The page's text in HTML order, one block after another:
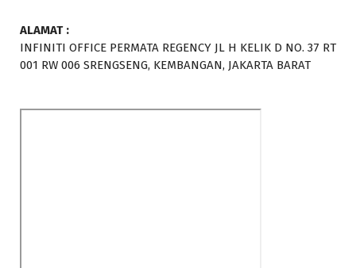
ALAMAT :
INFINITI OFFICE PERMATA REGENCY JL H KELIK D NO. 37 RT
001 RW 006 SRENGSENG, KEMBANGAN, JAKARTA BARAT